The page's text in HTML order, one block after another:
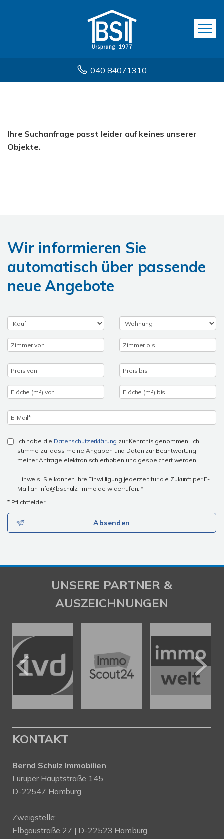
040 84071310
Ihre Suchanfrage passt leider auf keines unserer
Objekte.
Wir informieren Sie
automatisch über passende
neue Angebote
Ich habe die Datenschutzerklärung zur Kenntnis genommen. Ich
stimme zu, dass meine Angaben und Daten zur Beantwortung
meiner Anfrage elektronisch erhoben und gespeichert werden.
Hinweis: Sie können Ihre Einwilligung jederzeit für die Zukunft per E-
Mail an info@bschulz-immo.de widerrufen. *
* Pflichtfelder
Absenden
UNSERE PARTNER &
AUSZEICHNUNGEN
KONTAKT
Bernd Schulz Immobilien
Luruper Hauptstraße 145
D-22547 Hamburg
Zweigstelle:
Elbgaustraße 27 | D-22523 Hamburg